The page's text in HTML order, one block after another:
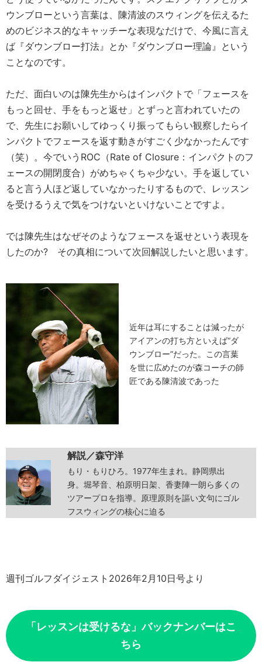
ウンブローという言葉は、陳清波のスウィングを伝えるた
めのビジネス的なキャッチーな表現なだけで、今風に言え
ば『ダウンブロー打法』とか『ダウンブロー理論』という
ことなのです。
ただ、面白いのは陳先生からはインパクトで「フェースを
もっと回せ、手をもっと返せ」とずっと言われていたの
で、先生にお願いしてゆっくり振ってもらい観察したらイ
ンパクトでフェースを返す動きがすごく少なかったんです
（笑）。今でいうROC（Rate of Closure：インパクトのフ
ェースの開閉度合）がめちゃくちゃ少ない。手を返してい
ると言う人ほど返していなかったりするもので、レッスン
を受けるうえで気をつけないといけないことですよ。
では陳先生はなぜそのようなフェースを返せという表現を
したのか? その真相について次回解説したいと思います。
近年は耳にすることは減ったが
アイアンの打ち方といえば“ダ
ウンブロー”だった。この言葉
を世に広めたのが森コーチの師
匠である陳清波であった
解説／森守洋
もり・もりひろ。1977年生まれ。静岡県出
身。堀琴音、柏原明日架、香妻陣一朗ら多くの
ツアープロを指導。原理原則を謳い文句にゴル
フスウィングの核心に迫る
週刊ゴルフダイジェスト2026年2月10日号より
「レッスンは受けるな」バックナンバーはこ
ちら